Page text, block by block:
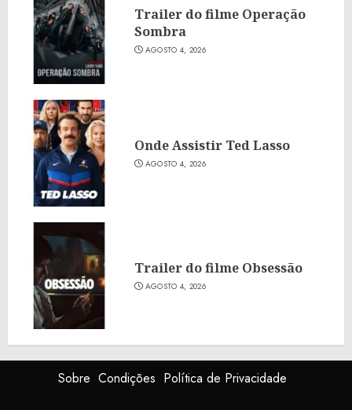
Trailer do filme Operação
Sombra
AGOSTO 4, 2026
Onde Assistir Ted Lasso
AGOSTO 4, 2026
Trailer do filme Obsessão
AGOSTO 4, 2026
Sobre Condições Política de Privacidade